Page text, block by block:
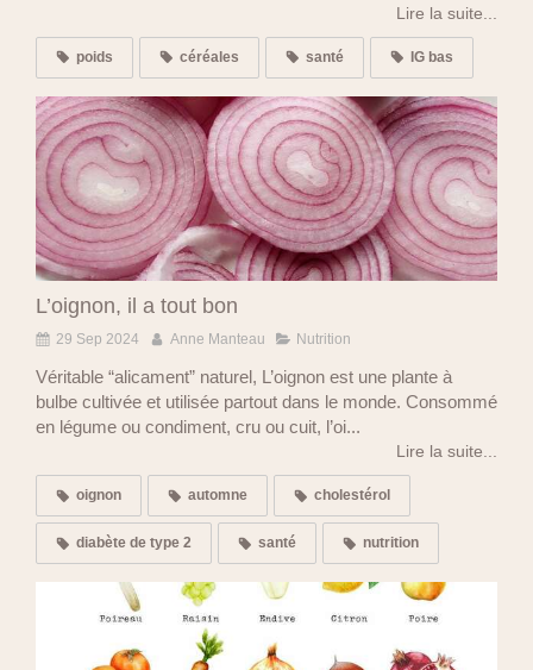
Lire la suite...
poids céréales santé IG bas
L’oignon, il a tout bon
29 Sep 2024 Anne Manteau Nutrition
Véritable “alicament” naturel, L’oignon est une plante à
bulbe cultivée et utilisée partout dans le monde. Consommé
en légume ou condiment, cru ou cuit, l’oi...
Lire la suite...
oignon automne cholestérol
diabète de type 2 santé nutrition